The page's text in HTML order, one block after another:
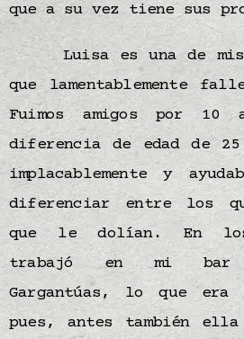
que a su vez tiene sus
Luisa es una de
que lamentablemente
Fuimos amigos por 10
diferencia de edad de
implacablemente y
diferenciar entre los
que le dolían. En
trabajó en mi
Gargantúas, lo que
pues, antes también